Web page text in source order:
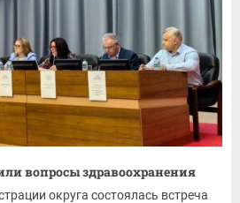
вопросы здравоохранения
округа состоялась встреча